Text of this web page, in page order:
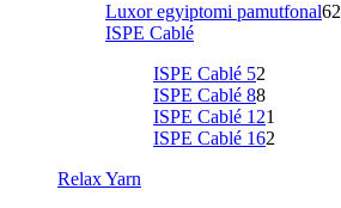
Luxor egyiptomi pamutfonal62
ISPE Cablé
ISPE Cablé 52
ISPE Cablé 88
ISPE Cablé 121
ISPE Cablé 162
Relax Yarn